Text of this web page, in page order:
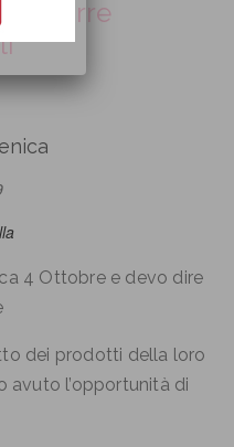
su orre
4 Ottobre e devo dire
dei prodotti della loro
avuto l’opportunità di